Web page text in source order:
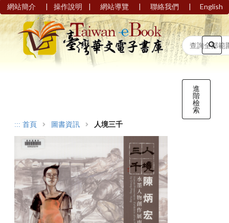
網站簡介 | 操作說明 | 網站導覽 | 聯絡我們 | English
進
階
檢
索
::: 首頁 圖書資訊 人境三千